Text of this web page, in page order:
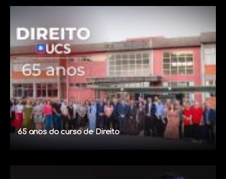
65 anos do curso de Direito